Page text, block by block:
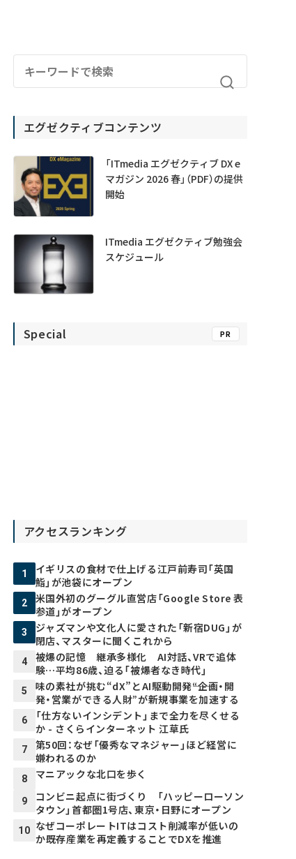
エグゼクティブコンテンツ
「ITmedia エグゼクティブ DX e
マガジン 2026 春」（PDF）の提供
開始
ITmedia エグゼクティブ勉強会
スケジュール
Special PR
アクセスランキング
1
イギリスの食材で仕上げる江戸前寿司「英国
鮨」が池袋にオープン
2
米国外初のグーグル直営店「Google Store 表
参道」がオープン
3
ジャズマンや文化人に愛された「新宿DUG」が
閉店、マスターに聞くこれから
4
被爆の記憶 継承多様化 AI対話、VRで追体
験…平均86歳、迫る「被爆者なき時代」
5
味の素社が挑む“dX”とAI駆動開発――“企画・開
発・営業ができる人財”が新規事業を加速する
6
「仕方ないインシデント」まで全力を尽くせる
か - さくらインターネット 江草氏
7
第50回：なぜ「優秀なマネジャー」ほど経営に
嫌われるのか
8 マニアックな北口を歩く
9
コンビニ起点に街づくり 「ハッピーローソン
タウン」首都圏1号店、東京・日野にオープン
10 なぜコーポレートITはコスト削減率が低いの
か――既存産業を再定義することでDXを推進